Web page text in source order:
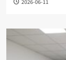
2026-06-11